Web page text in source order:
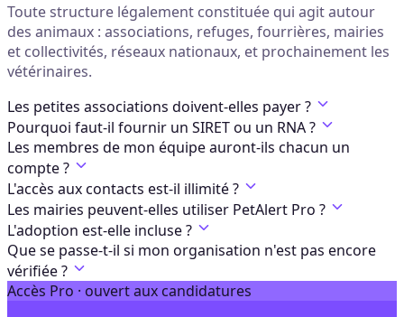
Toute structure légalement constituée qui agit autour
des animaux : associations, refuges, fourrières, mairies
et collectivités, réseaux nationaux, et prochainement les
vétérinaires.
Les petites associations doivent-elles payer ?
Pourquoi faut-il fournir un SIRET ou un RNA ?
Les membres de mon équipe auront-ils chacun un
compte ?
L'accès aux contacts est-il illimité ?
Les mairies peuvent-elles utiliser PetAlert Pro ?
L'adoption est-elle incluse ?
Que se passe-t-il si mon organisation n'est pas encore
vérifiée ?
Accès Pro · ouvert aux candidatures